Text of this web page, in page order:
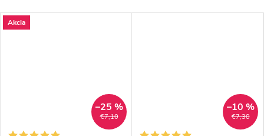
Akcia
€7,10
–25 %
€7,30
–10 %